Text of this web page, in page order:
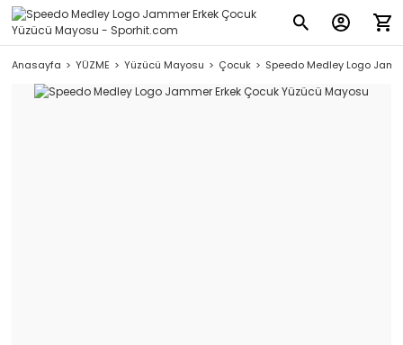
Anasayfa YÜZME Yüzücü Mayosu Çocuk Speedo Medley Logo